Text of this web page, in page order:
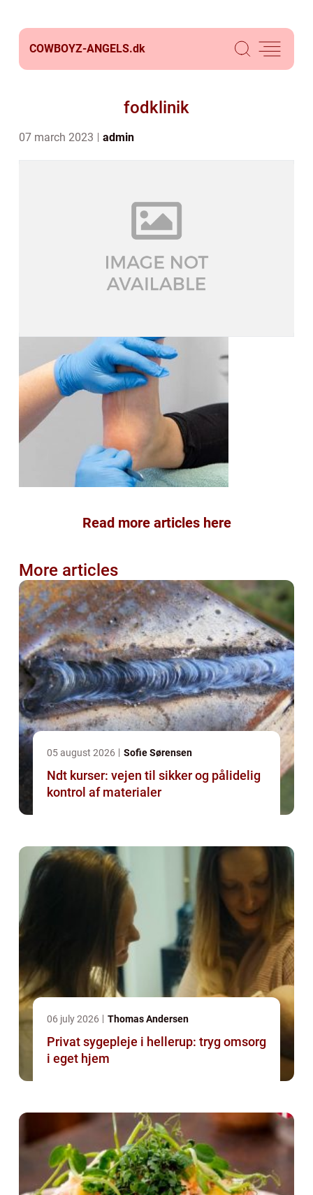
COWBOYZ-ANGELS.dk
fodklinik
07 march 2023 admin
Read more articles here
More articles
05 august 2026 Sofie Sørensen
Ndt kurser: vejen til sikker og pålidelig
kontrol af materialer
06 july 2026 Thomas Andersen
Privat sygepleje i hellerup: tryg omsorg
i eget hjem